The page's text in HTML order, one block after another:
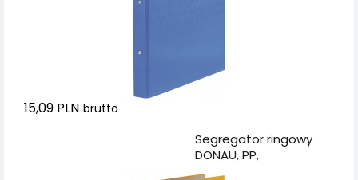
15,09 PLN brutto
Segregator ringowy
DONAU, PP,
A4/2R/20mm, żółty